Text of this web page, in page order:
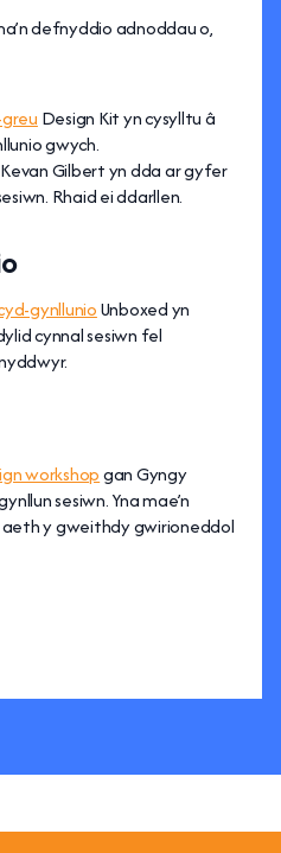
defnyddio adnoddau o,
Design Kit yn cysylltu â
gwych.
Kevan Gilbert yn dda ar gyfer
Rhaid ei ddarllen.
gynllunioUnboxed yn
cynnal sesiwn fel
workshopgan Gyngy
sesiwn. Yna mae’n
y gweithdy gwirioneddol